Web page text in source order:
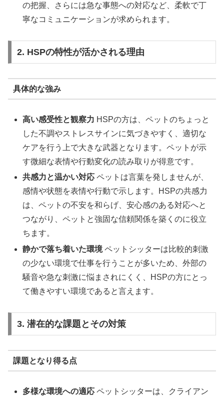
の把握、さらには急な事態への対応など、柔軟で丁
寧なコミュニケーションが求められます。
2. HSPの特性が活かされる理由
具体的な強み
高い感受性と観察力 HSPの方は、ペットのちょっと
した不調やストレスサインに気づきやすく、適切な
ケアを行う上で大きな武器となります。ペットが示
す微細な表情や行動変化の読み取りが得意です。
共感力と温かい対応 ペットは言葉を発しませんが、
感情や状態を表情や行動で示します。HSPの共感力
は、ペットの不安を和らげ、安心感のある対応へと
つながり、ペットと強固な信頼関係を築くのに役立
ちます。
静かで落ち着いた環境ペットシッターは比較的刺激
の少ない環境で仕事を行うことが多いため、外部の
騒音や急な刺激に悩まされにくく、HSPの方にとっ
て働きやすい環境であると言えます。
3. 潜在的な課題とその対策
課題となり得る点
多様な環境への適応 ペットシッターは、クライアン